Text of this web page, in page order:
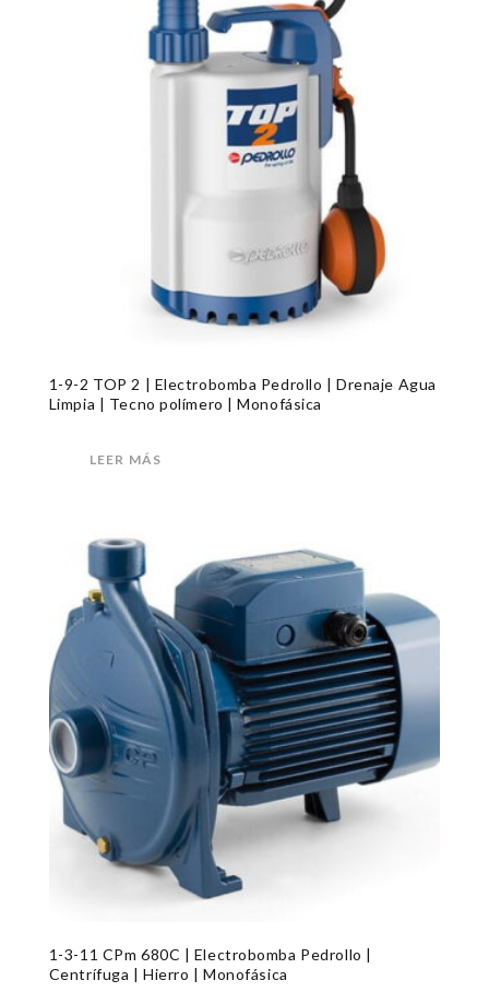
1-9-2 TOP 2 | Electrobomba Pedrollo | Drenaje Agua
Limpia | Tecno polímero | Monofásica
LEER MÁS
1-3-11 CPm 680C | Electrobomba Pedrollo |
Centrífuga | Hierro | Monofásica